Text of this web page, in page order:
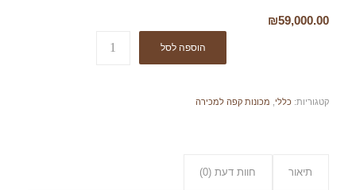
₪59,000.00
הוספה לסל
קטגוריות: כללי מכונות קפה למכירה
תיאור חוות דעת (0)